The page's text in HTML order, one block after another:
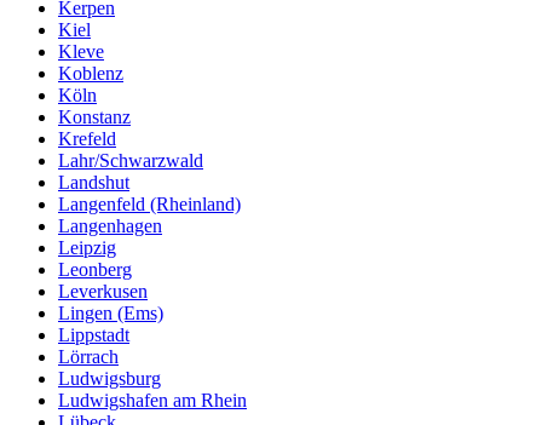
Kerpen
Kiel
Kleve
Koblenz
Köln
Konstanz
Krefeld
Lahr/Schwarzwald
Landshut
Langenfeld (Rheinland)
Langenhagen
Leipzig
Leonberg
Leverkusen
Lingen (Ems)
Lippstadt
Lörrach
Ludwigsburg
Ludwigshafen am Rhein